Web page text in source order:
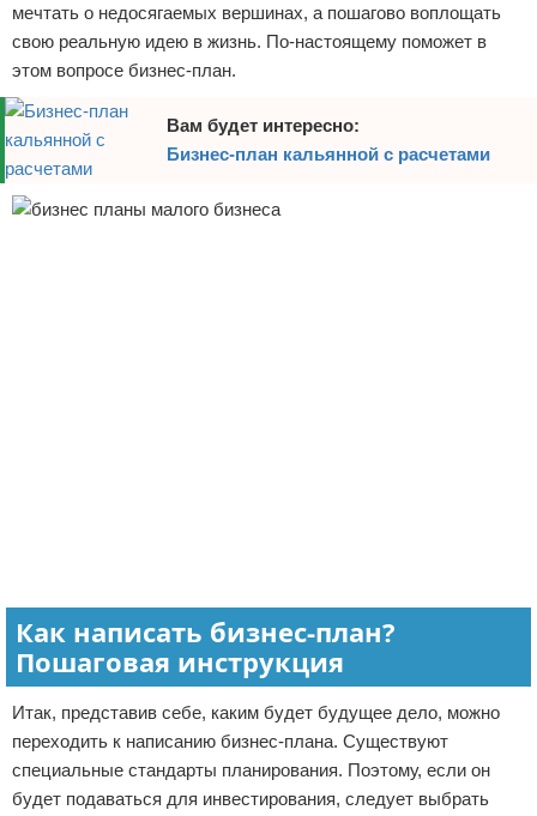
мечтать о недосягаемых вершинах, а пошагово воплощать
свою реальную идею в жизнь. По-настоящему поможет в
этом вопросе бизнес-план.
Вам будет интересно:
Бизнес-план кальянной с расчетами
Как написать бизнес-план?
Пошаговая инструкция
Итак, представив себе, каким будет будущее дело, можно
переходить к написанию бизнес-плана. Существуют
специальные стандарты планирования. Поэтому, если он
будет подаваться для инвестирования, следует выбрать